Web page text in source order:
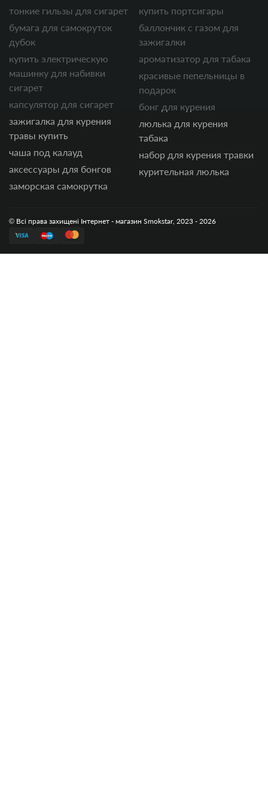
тонкие гильзы для сигарет
бумага для самокруток
дубок
купить электрическую
машинку для набивки
сигарет
капсулятор для сигарет
зажигалка для курения
травы купить
чаша под калауд
аксессуары для бонгов
заморская самокрутка
купить портсигары
баллончик с газом для
зажигалки
ароматизатор для табака
красивые пепельницы в
подарок
бонг для курения
люлька для курения
табака
набор для курения травки
курительная люлька
© Всі права захищені Інтернет - магазин Smokstar, 2023 - 2026